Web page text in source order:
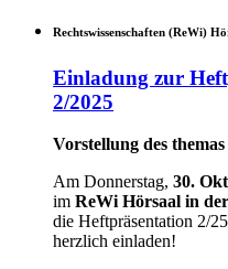
Rechtswissenschaften (ReWi)
Einladung zur
2/2025
Vorstellung des
Am Donnerstag, 30.
im ReWi Hörsaal in
die Heftpräsentation 2/
herzlich einladen!